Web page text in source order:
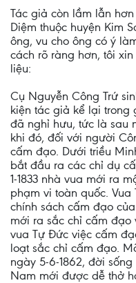
Tác giả còn lầm lẫn
Diệm thuộc huyện Kim
ông, vu cho ông có ý
cách rõ ràng hơn, tôi
liệu:
Cụ Nguyễn Công Trứ
kiện tác giả kể lại trong
đã nghỉ hưu, tức là sau
khi đó, đối với người
cấm đạo. Dưới triều
bắt đầu ra các chỉ dụ
1-1833 nhà vua mới ra
phạm vi toàn quốc. Vua
chính sách cấm đạo
mới ra sắc chỉ cấm đạo
vua Tự Đức việc cấm
loạt sắc chỉ cấm đạo.
ngày 5-6-1862, đời
Nam mới được dễ thở